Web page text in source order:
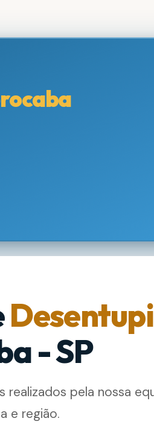
- SP
realizados pela nossa
e região.